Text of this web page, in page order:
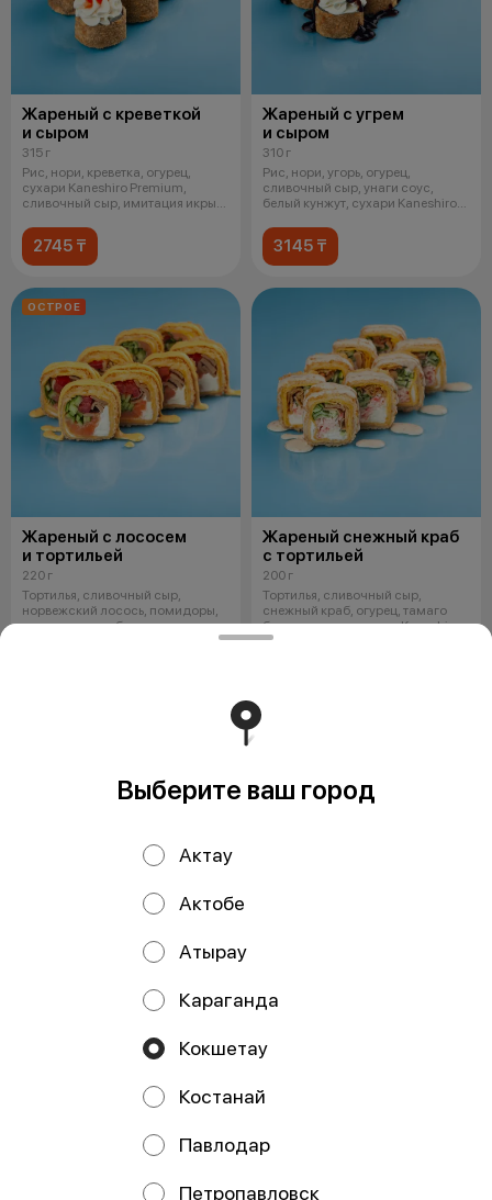
Жареный с креветкой
и сыром
315 г
Рис, нори, креветка, огурец,
сухари Kaneshiro Premium,
сливочный сыр, имитация икры
2745 ₸
Жареный с угрем
и сыром
310 г
Рис, нори, угорь, огурец,
сливочный сыр, унаги соус,
белый кунжут, сухари Kaneshiro
3145 ₸
ОСТРОЕ
Жареный с лососем
и тортильей
220 г
Тортилья, сливочный сыр,
норвежский лосось, помидоры,
огурец, тамаго блинчик, кляр,
Жареный снежный краб
с тортильей
200 г
Тортилья, сливочный сыр,
снежный краб, огурец, тамаго
блинчик, кляр, сухари Kaneshiro
Prem
Жареный с лососем
лосось, унаги соус, кляр, сухари
338 г
нори Начинка: Крем-чиз Свежий
Выберите ваш город
Актау
Актобе
Атырау
Караганда
Кокшетау
Костанай
Павлодар
Петропавловск